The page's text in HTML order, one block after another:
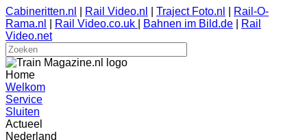
Cabineritten.nl Rail Video.nl Traject Foto.nl
Rail-O-
Rama.nl
Rail Video.co.uk Bahnen im Bild.de
Rail
Video.net
Home
Welkom
Service
Sluiten
Actueel
Nederland